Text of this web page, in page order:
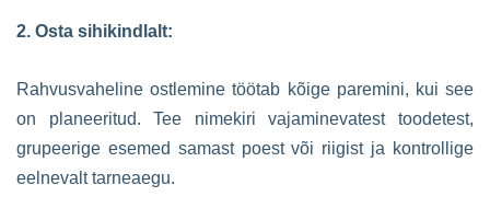
2. Osta sihikindlalt:
Rahvusvaheline ostlemine töötab kõige paremini, kui see
on planeeritud. Tee nimekiri vajaminevatest toodetest,
grupeerige esemed samast poest või riigist ja kontrollige
eelnevalt tarneaegu.